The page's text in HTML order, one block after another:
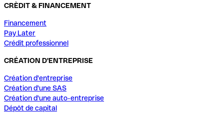
CRÈDIT & FINANCEMENT
Financement
Pay Later
Crédit professionnel
CRÉATION D'ENTREPRISE
Création d'entreprise
Création d'une SAS
Création d'une auto-entreprise
Dépôt de capital